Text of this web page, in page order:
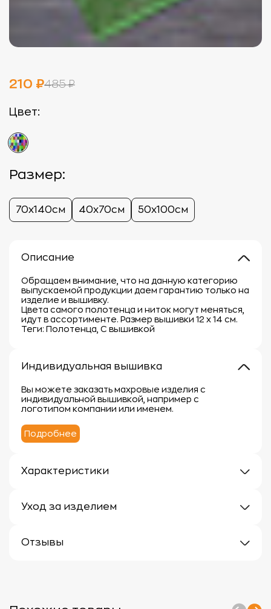
210 ₽485 ₽
Цвет:
Размер:
70х140см 40х70см 50х100см
Описание
Обращаем внимание, что на данную категорию
выпускаемой продукции даем гарантию только на
изделие и вышивку.
Цвета самого полотенца и ниток могут меняться,
идут в ассортименте. Размер вышивки 12 х 14 см.
Теги: Полотенца, С вышивкой
Индивидуальная вышивка
Вы можете заказать махровые изделия с
индивидуальной вышивкой, например с
логотипом компании или именем.
Подробнее
Характеристики
Материал: 100% хлопок
Уход за изделием
чтобы сохранить их мягкость, впитывающие
без моющего средства.
Отзывы